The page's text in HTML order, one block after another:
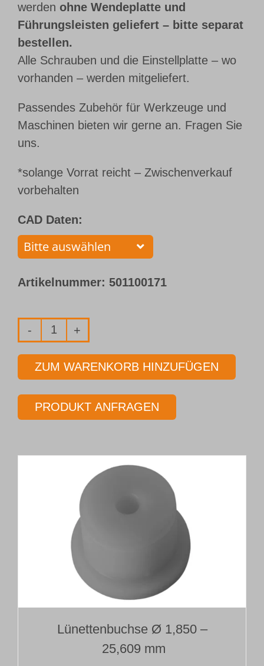
werden ohne Wendeplatte und
Führungsleisten geliefert – bitte separat
bestellen.
Alle Schrauben und die Einstellplatte – wo
vorhanden – werden mitgeliefert.
Passendes Zubehör für Werkzeuge und
Maschinen bieten wir gerne an. Fragen Sie
uns.
*solange Vorrat reicht – Zwischenverkauf
vorbehalten
CAD Daten:
Artikelnummer: 501100171
Einlippen-
Tiefbohrwerkzeug
Typ 01T
Länge 10 x Ø
ZUM WARENKORB HINZUFÜGEN
PRODUKT ANFRAGEN
Lünettenbuchse Ø 1,850 –
25,609 mm